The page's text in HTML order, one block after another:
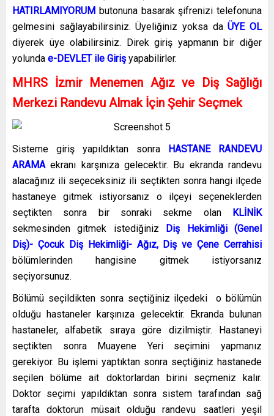
HATIRLAMIYORUM butonuna basarak şifrenizi telefonuna
gelmesini sağlayabilirsiniz. Üyeliğiniz yoksa daÜYE OL
diyerek üye olabilirsiniz. Direk giriş yapmanın bir diğer
yolunda e-DEVLET ile Giriş yapabilirler.
MHRS İzmir Menemen Ağız ve Diş Sağlığı
Merkezi Randevu Almak İçin Şehir Seçmek
Sisteme giriş yapıldıktan sonra HASTANE RANDEVU
ARAMA ekranı karşınıza gelecektir. Bu ekranda randevu
alacağınız ili seçeceksiniz ili seçtikten sonra hangi ilçede
hastaneye gitmek istiyorsanız o ilçeyi seçeneklerden
seçtikten sonra bir sonraki sekme olan KLİNİK
sekmesinden gitmek istediğiniz Diş Hekimliği (Genel
Diş)- Çocuk Diş Hekimliği- Ağız, Diş ve Çene Cerrahisi
bölümlerinden hangisine gitmek istiyorsanız
seçiyorsunuz.
Bölümü seçildikten sonra seçtiğiniz ilçedeki o bölümün
olduğu hastaneler karşınıza gelecektir. Ekranda bulunan
hastaneler, alfabetik sıraya göre dizilmiştir. Hastaneyi
seçtikten sonra Muayene Yeri seçimini yapmanız
gerekiyor. Bu işlemi yaptıktan sonra seçtiğiniz hastanede
seçilen bölüme ait doktorlardan birini seçmeniz kalır.
Doktor seçimi yapıldıktan sonra sistem tarafından sağ
tarafta doktorun müsait olduğu randevu saatleri yeşil